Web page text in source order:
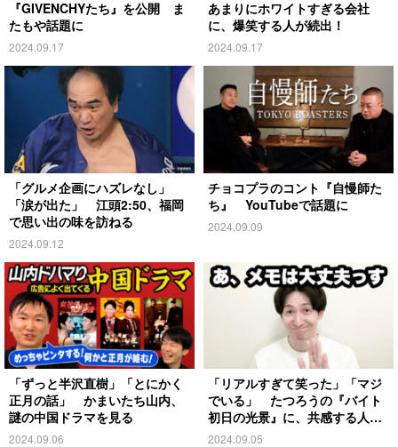
『GIVENCHYたち』を公開 ま
たもや話題に
2024.09.17
あまりにホワイトすぎる会社
に、爆笑する人が続出！
2024.09.17
「グルメ企画にハズレなし」
「涙が出た」 江頭2:50、福岡
で思い出の味を訪ねる
2024.09.12
チョコプラのコント『自慢師た
ち』 YouTubeで話題に
2024.09.09
「ずっと半沢直樹」「とにかく
正月の話」 かまいたち山内、
謎の中国ドラマを見る
2024.09.06
「リアルすぎて笑った」「マジ
でいる」 たつろうの『バイト
初日の光景』に、共感する人が
続出！
2024.09.05